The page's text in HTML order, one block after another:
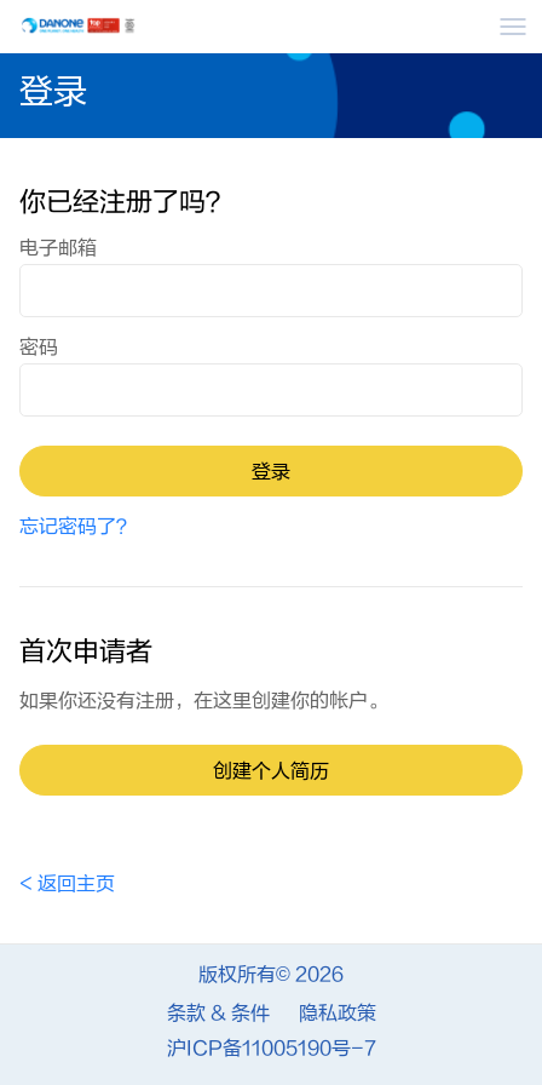
登录
你已经注册了吗？
登录：用户与密码
电子邮箱
密码
登录
忘记密码了？
首次申请者
如果你还没有注册，在这里创建你的帐户。
创建个人简历
< 返回主页
版权所有© 2026
条款 & 条件
隐私政策
沪ICP备11005190号-7